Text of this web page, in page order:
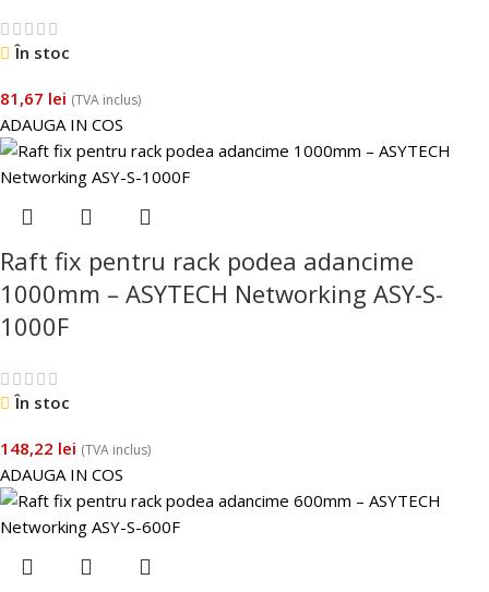
În stoc
81,67 lei (TVA inclus)
ADAUGA IN COS
Raft fix pentru rack podea adancime
1000mm – ASYTECH Networking ASY-S-
1000F
În stoc
148,22 lei (TVA inclus)
ADAUGA IN COS